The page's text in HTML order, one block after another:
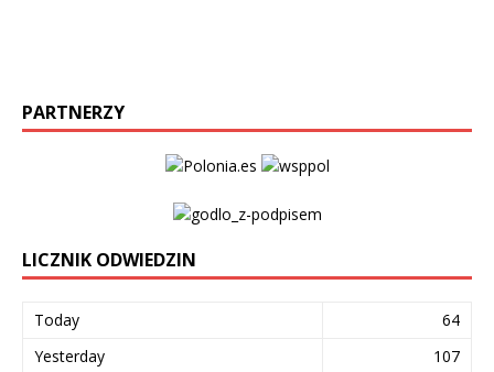
PARTNERZY
LICZNIK ODWIEDZIN
Today
64
Yesterday
107